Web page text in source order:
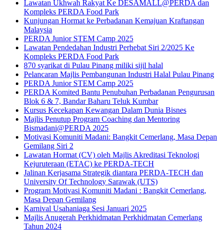
Lawatan Ukhwah Rakyat Ke DESAMALL@PERDA dan
Kompleks PERDA Food Park
Kunjungan Hormat ke Perbadanan Kemajuan Kraftangan
Malaysia
PERDA Junior STEM Camp 2025
Lawatan Pendedahan Industri Perhebat Siri 2/2025 Ke
Kompleks PERDA Food Park
870 syarikat di Pulau Pinang miliki sijil halal
Pelancaran Majlis Pembangunan Industri Halal Pulau Pinang
PERDA Junior STEM Camp 2025
PERDA Komited Bantu Penubuhan Perbadanan Pengurusan
Blok 6 & 7, Bandar Baharu Teluk Kumbar
Kursus Kecekapan Kewangan Dalam Dunia Bisnes
Majlis Penutup Program Coaching dan Mentoring
Bismadani@PERDA 2025
Motivasi Komuniti Madani: Bangkit Cemerlang, Masa Depan
Gemilang Siri 2
Lawatan Hormat (CV) oleh Majlis Akreditasi Teknologi
Kejuruteraan (ETAC) ke PERDA-TECH
Jalinan Kerjasama Strategik diantara PERDA-TECH dan
University Of Technology Sarawak (UTS)
Program Motivasi Komuniti Madani : Bangkit Cemerlang,
Masa Depan Gemilang
Karnival Usahaniaga Sesi Januari 2025
Majlis Anugerah Perkhidmatan Perkhidmatan Cemerlang
Tahun 2024